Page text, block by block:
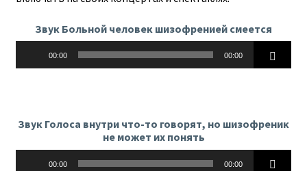
Звук Больной человек шизофренией смеется
00:00 00:00
Звук Голоса внутри что-то говорят, но шизофреник
не может их понять
00:00 00:00